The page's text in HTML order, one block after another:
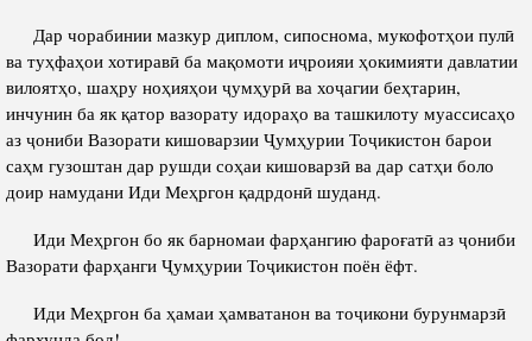
Дар чорабинии мазкур диплом, сипоснома, мукофотҳои пулӣ
ва туҳфаҳои хотиравӣ ба мақомоти иҷроияи ҳокимияти давлатии
вилоятҳо, шаҳру ноҳияҳои ҷумҳурӣ ва хоҷагии беҳтарин,
инчунин ба як қатор вазорату идораҳо ва ташкилоту муассисаҳо
аз ҷониби Вазорати кишоварзии Ҷумҳурии Тоҷикистон барои
саҳм гузоштан дар рушди соҳаи кишоварзӣ ва дар сатҳи боло
доир намудани Иди Меҳргон қадрдонӣ шуданд.
Иди Меҳргон бо як барномаи фарҳангию фароғатӣ аз ҷониби
Вазорати фарҳанги Ҷумҳурии Тоҷикистон поён ёфт.
Иди Меҳргон ба ҳамаи ҳамватанон ва тоҷикони бурунмарзӣ